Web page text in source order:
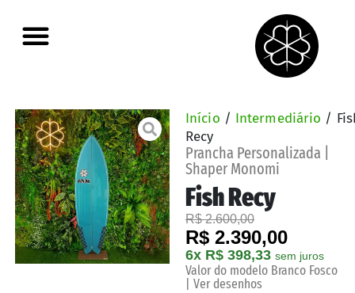
Início / Intermediário /
Recy
Prancha Personalizada |
Shaper Monomi
Fish Recy
R$ 2.600,00
R$ 2.390,00
6x R$ 398,33 sem juros
Valor do modelo Branco Fosco
| Ver desenhos